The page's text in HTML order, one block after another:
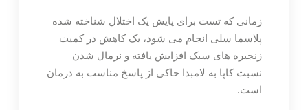
زمانی که تست برای پایش یک اختلال شناخته شده
پلاسما سلی انجام می شود، یک کاهش در کمیت
زنجیره های سبک افزایش یافته و نرمال شدن
نسبت کاپا به لامبدا حاکی از پاسخ مناسب به درمان
است.